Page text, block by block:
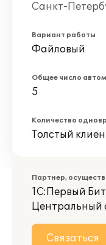
Санкт-
Вариант работы
Файловый
Общее число
5
Количество
Толстый
Партнер,
1С:Первый
Центральный
Связаться